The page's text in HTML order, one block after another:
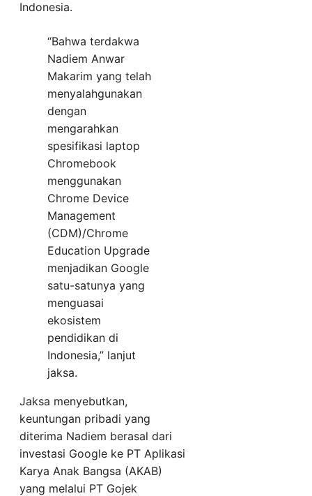
Indonesia.
“Bahwa terdakwa
Nadiem Anwar
Makarim yang telah
menyalahgunakan
dengan
mengarahkan
spesifikasi laptop
Chromebook
menggunakan
Chrome Device
Management
(CDM)/Chrome
Education Upgrade
menjadikan Google
satu-satunya yang
menguasai
ekosistem
pendidikan di
Indonesia,” lanjut
jaksa.
Jaksa menyebutkan,
keuntungan pribadi yang
diterima Nadiem berasal dari
investasi Google ke PT Aplikasi
Karya Anak Bangsa (AKAB)
yang melalui PT Gojek